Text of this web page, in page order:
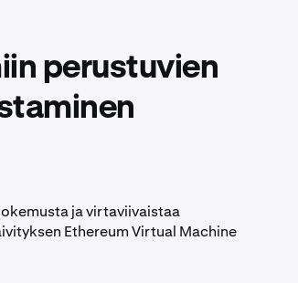
perustuvien
ja virtaviivaistaa
Ethereum Virtual Machine